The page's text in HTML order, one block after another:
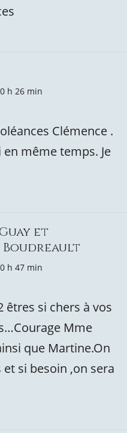
h 26 min
Clémence .
en même temps. Je
et
Boudreault
h 47 min
êtres si chers à vos
Mme
que Martine.On
si besoin ,on sera